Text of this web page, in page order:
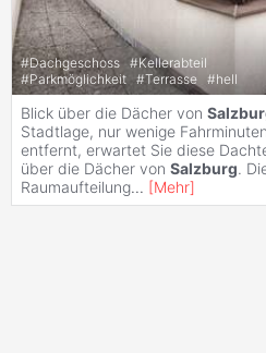
#Dachgeschoss #Kellerabteil
#Parkmöglichkeit #Terrasse #hell
Blick über die Dächer von
Stadtlage, nur wenige
entfernt, erwartet Sie diese
über die Dächer von Salzburg.
Raumaufteilung... [Mehr]